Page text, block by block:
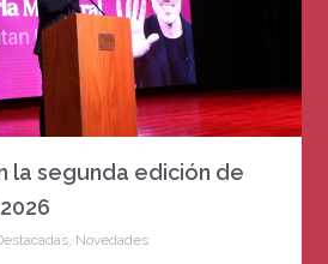
la segunda edición de
, Novedades